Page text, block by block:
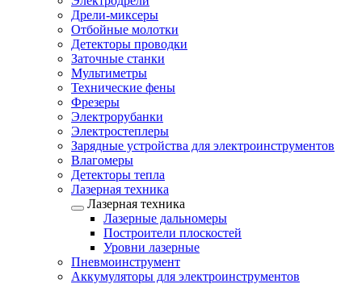
Дрели-миксеры
Отбойные молотки
Детекторы проводки
Заточные станки
Мультиметры
Технические фены
Фрезеры
Электрорубанки
Электростеплеры
Зарядные устройства для электроинструментов
Влагомеры
Детекторы тепла
Лазерная техника
Лазерная техника
Лазерные дальномеры
Построители плоскостей
Уровни лазерные
Пневмоинструмент
Аккумуляторы для электроинструментов